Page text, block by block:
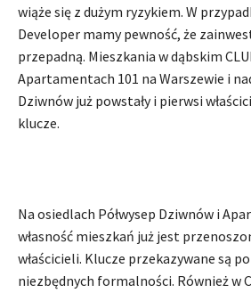
wiąże się z dużym ryzykiem. W
Developer mamy pewność, że
przepadną. Mieszkania w dąbskim
Apartamentach 101 na Warszewie i
Dziwnów już powstały i pierwsi
klucze.
Na osiedlach Półwysep Dziwnów i
własność mieszkań już jest
właścicieli. Klucze przekazywane są
niezbędnych formalności. Również w